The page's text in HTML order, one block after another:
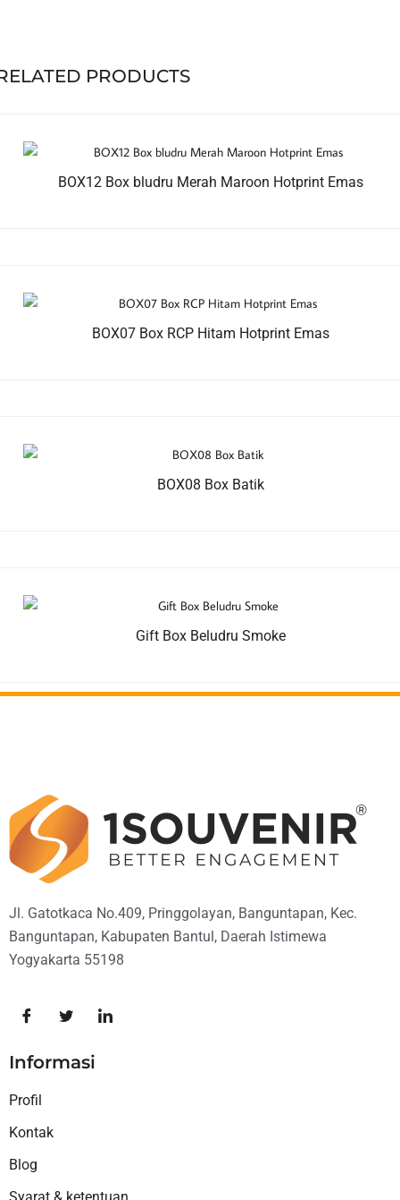
PRODUCTS
BOX12 Box bludru Merah Maroon Hotprint Emas
BOX07 Box RCP Hitam Hotprint Emas
BOX08 Box Batik
Gift Box Beludru Smoke
Jl. Gatotkaca No.409, Pringgolayan, Banguntapan, Kec.
Banguntapan, Kabupaten Bantul, Daerah Istimewa
Yogyakarta 55198
Informasi
Profil
Kontak
Blog
Syarat & ketentuan